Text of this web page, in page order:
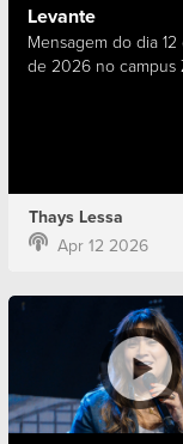
Levante
Mensagem do dia 12
de 2026 no campus
Thays Lessa
Apr 12 2026